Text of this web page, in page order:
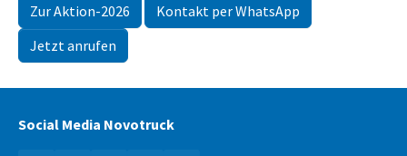
Zur Aktion-2026
Kontakt per WhatsApp
Jetzt anrufen
Social Media Novotruck